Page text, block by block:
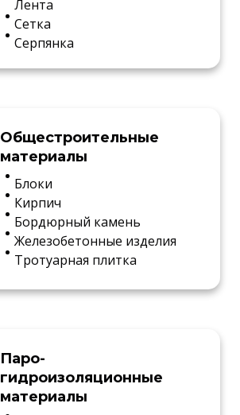
Лента
Сетка
Серпянка
Общестроительные
материалы
Блоки
Кирпич
Бордюрный камень
Железобетонные изделия
Тротуарная плитка
Паро-
гидроизоляционные
материалы